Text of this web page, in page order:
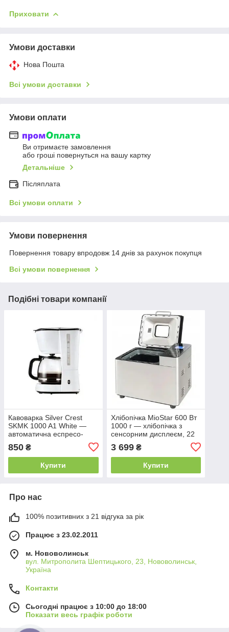
Приховати
Умови доставки
Нова Пошта
Всі умови доставки
Умови оплати
Ви отримаєте замовлення
або гроші повернуться на вашу картку
Детальніше
Післяплата
Всі умови оплати
Умови повернення
Повернення товару впродовж 14 днів за рахунок покупця
Всі умови повернення
Подібні товари компанії
Кавоварка Silver Crest
SKMK 1000 A1 White —
автоматична еспресо-
850 ₴
Купити
Хлібопічка MioStar 600 Вт
1000 г — хлібопічка з
сенсорним дисплеєм, 22
3 699₴
Купити
Про нас
100% позитивних з 21 відгука за рік
Працює з 23.02.2011
м. Нововолинськ
вул. Митрополита Шептицького, 23, Нововолинськ,
Україна
Контакти
Сьогодні працює з 10:00 до 18:00
Показати весь графік роботи